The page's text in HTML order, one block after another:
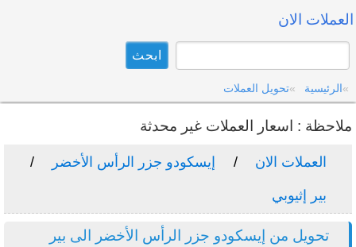
العملات الان
الرئيسية تحويل العملات
ملاحظة : اسعار العملات غير محدثة
العملات الان إيسكودو جزر الرأس الأخضر
بير إثيوبي
تحويل من إيسكودو جزر الرأس الأخضر الى بير